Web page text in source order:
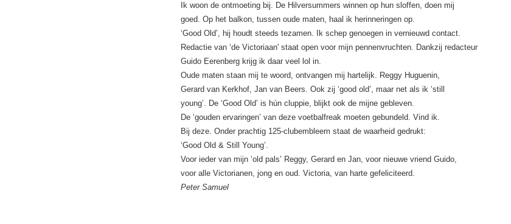
Ik woon de ontmoeting bij. De Hilversummers winnen op hun sloffen, doen mij
goed. Op het balkon, tussen oude maten, haal ik herinneringen op.
‘Good Old’, hij houdt steeds tezamen. Ik schep genoegen in vernieuwd contact.
Redactie van ‘de Victoriaan' staat open voor mijn pennenvruchten. Dankzij redacteur
Guido Eerenberg krijg ik daar veel lol in.
Oude maten staan mij te woord, ontvangen mij hartelijk. Reggy Huguenin,
Gerard van Kerkhof, Jan van Beers. Ook zij ‘good old’, maar net als ik ‘still
young’. De ‘Good Old’ is hún cluppie, blijkt ook de mijne gebleven.
De ‘gouden ervaringen’ van deze voetbalfreak moeten gebundeld. Vind ik.
Bij deze. Onder prachtig 125-clubembleem staat de waarheid gedrukt:
‘Good Old & Still Young’.
Voor ieder van mijn ‘old pals’ Reggy, Gerard en Jan, voor nieuwe vriend Guido,
voor alle Victorianen, jong en oud. Victoria, van harte gefeliciteerd.
Peter Samuel